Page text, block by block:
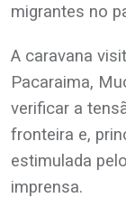
migrantes no
A caravana
Pacaraima,
verificar a
fronteira e,
estimulada
imprensa.